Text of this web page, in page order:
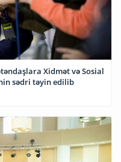
Xidmət və Sosial
sədri təyin edilib